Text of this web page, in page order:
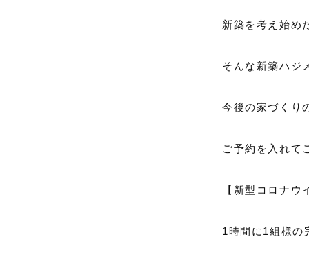
新築を考え始め
そんな新築ハジ
今後の家づくり
ご予約を入れて
【新型コロナ
1時間に1組様の